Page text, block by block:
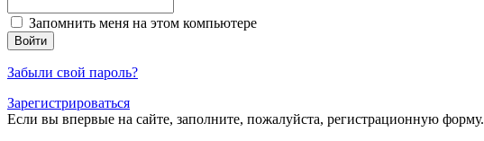
Запомнить меня на этом компьютере
Забыли свой пароль?
Зарегистрироваться
Если вы впервые на сайте, заполните, пожалуйста, регистрационную форму.